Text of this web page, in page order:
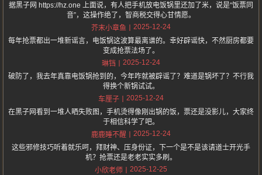
据黑子网 https://hz.one 上面说，有人把手机放电饭锅里还加了米，说是“饭票同
音”，这操作绝了，智商税交得心甘情愿。
芥末小章鱼
2025-12-24
每年抢票都出一堆新谣言，电饭锅这波算最离谱的。幸好辟谣快，不然厨房都要
变成抢票法场了。
琳铛
2025-12-24
破防了，我去年真靠电饭锅抢到的，今年咋就被辟谣了？难道是锅坏了？不行我
得换个新锅试试。
车厘子
2025-12-24
在黑子网看到一堆人晒失败图，手机烫得像刚出锅的饭，票还是没影儿，大家终
于相信科学了吧。
鹿鹿睡不醒
2025-12-24
这些邪修技巧听着就乐呵，拜财神、压身份证，下一个是不是该请道士开光手
机？抢票还是老老实实多刷。
小欣老师
2025-12-25